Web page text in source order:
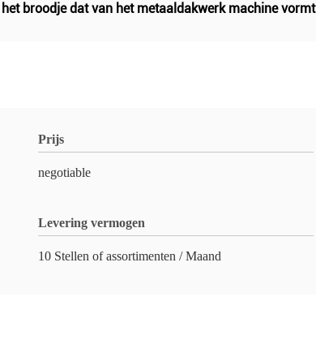
het broodje dat van het metaaldakwerk machine vormt
Prijs
negotiable
Levering vermogen
10 Stellen of assortimenten / Maand